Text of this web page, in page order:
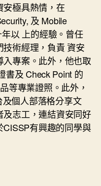
極具熱情，在
及 Mobile
以 上的經驗。曾任
術經理，負責 資安
專案。此外，他也取
書及 Check Point 的
等專業證照。此外，
個人部落格分享文
志工，連結資安同好
有興趣的同學與